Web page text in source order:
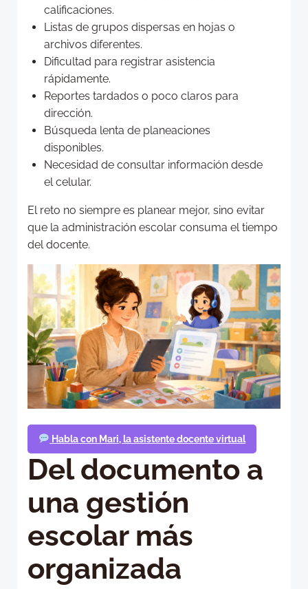
calificaciones.
Listas de grupos dispersas en hojas o
archivos diferentes.
Dificultad para registrar asistencia
rápidamente.
Reportes tardados o poco claros para
dirección.
Búsqueda lenta de planeaciones
disponibles.
Necesidad de consultar información desde
el celular.
El reto no siempre es planear mejor, sino evitar
que la administración escolar consuma el tiempo
del docente.
Habla con Mari, la asistente docente virtual
Del documento a
una gestión
escolar más
organizada